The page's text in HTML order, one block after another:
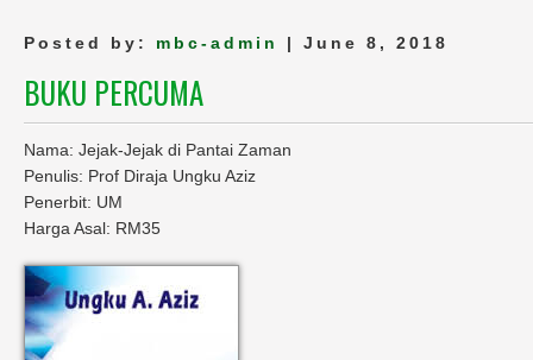
Posted by: mbc-admin | June 8, 2018
BUKU PERCUMA
Nama: Jejak-Jejak di Pantai Zaman
Penulis: Prof Diraja Ungku Aziz
Penerbit: UM
Harga Asal: RM35